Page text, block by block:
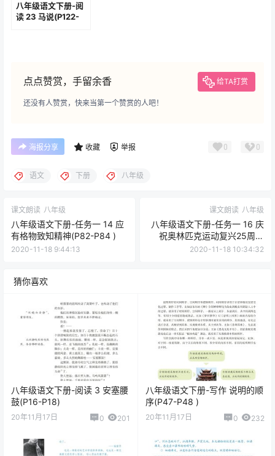
八年级语文下册-阅
读 23 马说(P122-
点点赞赏，手留余香 给TA打赏
还没有人赞赏，快来当第一个赞赏的人吧！
海报分享 收藏 举报 0 0
语文 下册 八年级
课文朗读 八年级
八年级语文下册-任务一 14 应
有格物致知精神(P82-P84 )
2020-11-18 9:44:13
课文朗读 八年级
八年级语文下册-任务一 16 庆
祝奥林匹克运动复兴25周年
(P89-P91 )
2020-11-18 10:34:32
猜你喜欢
八年级语文下册-阅读 3 安塞腰
鼓(P16-P18)
20年11月17日 0 201
八年级语文下册-写作 说明的顺
序(P47-P48 )
20年11月17日 0 232